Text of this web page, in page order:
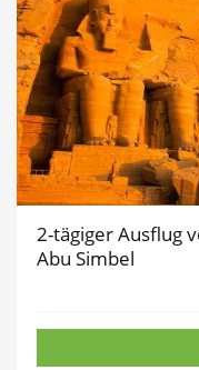
2-tägiger Ausflug
Abu Simbel